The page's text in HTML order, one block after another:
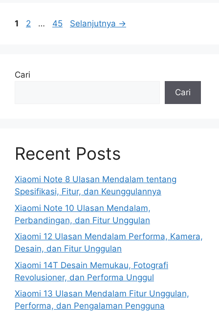
Halaman
1 Halaman
2 … Halaman
45 Selanjutnya →
Cari
Cari
Recent Posts
Xiaomi Note 8 Ulasan Mendalam tentang
Spesifikasi, Fitur, dan Keunggulannya
Xiaomi Note 10 Ulasan Mendalam,
Perbandingan, dan Fitur Unggulan
Xiaomi 12 Ulasan Mendalam Performa, Kamera,
Desain, dan Fitur Unggulan
Xiaomi 14T Desain Memukau, Fotografi
Revolusioner, dan Performa Unggul
Xiaomi 13 Ulasan Mendalam Fitur Unggulan,
Performa, dan Pengalaman Pengguna